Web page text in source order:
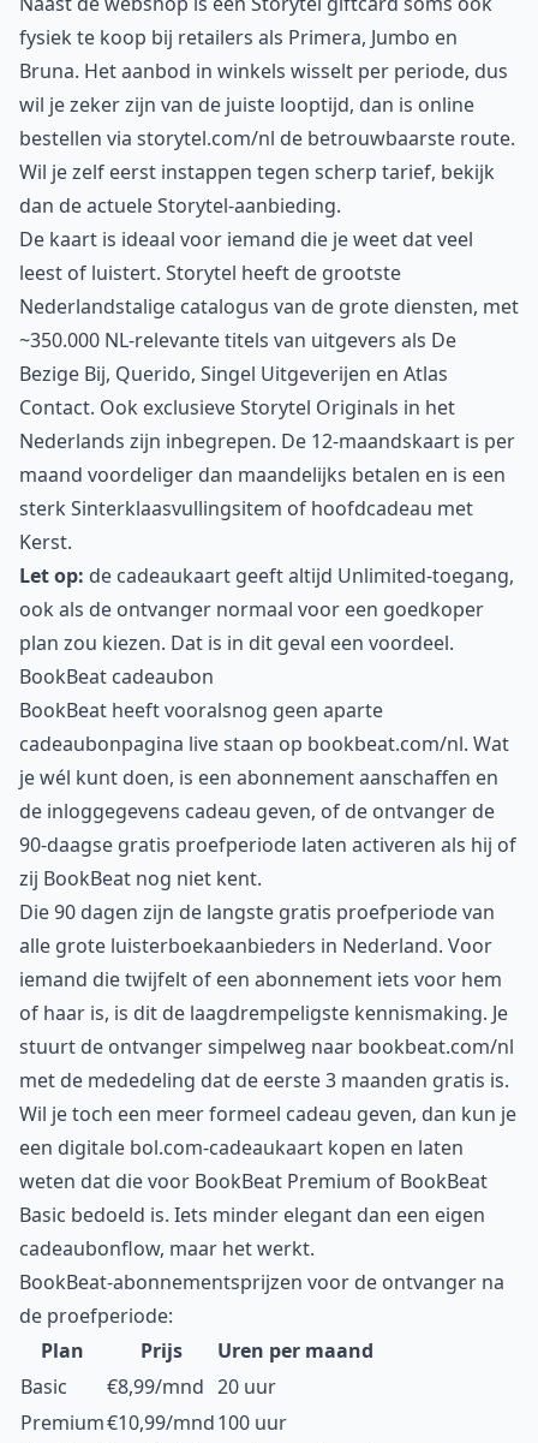
fysiek te koop bij retailers als Primera, Jumbo en
Bruna. Het aanbod in winkels wisselt per periode, dus
wil je zeker zijn van de juiste looptijd, dan is online
bestellen via storytel.com/nl de betrouwbaarste route.
Wil je zelf eerst instappen tegen scherp tarief, bekijk
dan de actueleStorytel-aanbieding.
De kaart is ideaal voor iemand die je weet dat veel
leest of luistert. Storytel heeft de grootste
Nederlandstalige catalogus van de grote diensten, met
~350.000 NL-relevante titels van uitgevers als De
Bezige Bij, Querido, Singel Uitgeverijen en Atlas
Contact. Ook exclusieve Storytel Originals in het
Nederlands zijn inbegrepen. De 12-maandskaart is per
maand voordeliger dan maandelijks betalen en is een
sterk Sinterklaasvullingsitem of hoofdcadeau met
Kerst.
Let op: de cadeaukaart geeft altijd Unlimited-toegang,
ook als de ontvanger normaal voor een goedkoper
plan zou kiezen. Dat is in dit geval een voordeel.
BookBeat cadeaubon
BookBeat heeft vooralsnog geen aparte
cadeaubonpagina live staan op bookbeat.com/nl. Wat
je wél kunt doen, is een abonnement aanschaffen en
de inloggegevens cadeau geven, of de ontvanger de
90-daagse gratis proefperiode laten activeren als hij of
zij BookBeat nog niet kent.
Die 90 dagen zijn de langste gratis proefperiode van
alle grote luisterboekaanbieders in Nederland. Voor
iemand die twijfelt of een abonnement iets voor hem
of haar is, is dit de laagdrempeligste kennismaking. Je
stuurt de ontvanger simpelweg naar bookbeat.com/nl
met de mededeling dat de eerste 3 maanden gratis is.
Wil je toch een meer formeel cadeau geven, dan kun je
een digitale bol.com-cadeaukaart kopen en laten
weten dat die voor BookBeat Premium of BookBeat
Basic bedoeld is. Iets minder elegant dan een eigen
cadeaubonflow, maar het werkt.
BookBeat-abonnementsprijzen voor de ontvanger na
de proefperiode:
Plan
Prijs
Uren per maand
Basic
€8,99/mnd 20 uur
Premium€10,99/mnd100 uur